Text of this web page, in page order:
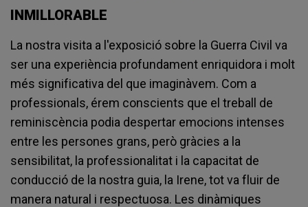
INMILLORABLE
La nostra visita a l'exposició sobre la Guerra Civil va
ser una experiència profundament enriquidora i molt
més significativa del que imaginàvem. Com a
professionals, érem conscients que el treball de
reminiscència podia despertar emocions intenses
entre les persones grans, però gràcies a la
sensibilitat, la professionalitat i la capacitat de
conducció de la nostra guia, la Irene, tot va fluir de
manera natural i respectuosa. Les dinàmiques